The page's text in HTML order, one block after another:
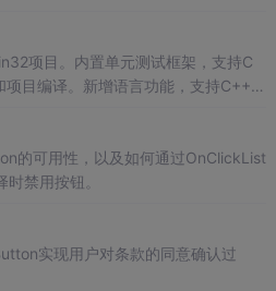
项目。内置单元测试框架，支持C
目编译。新增语言功能，支持C++ 11
的可用性，以及如何通过OnClickList
禁用按钮。
实现用户对条款的同意确认过